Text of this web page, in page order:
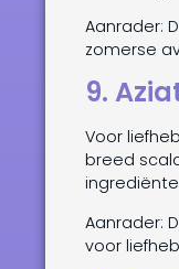
Aanrader:
zomerse
9.
Voor
breed
Aanrader:
voor